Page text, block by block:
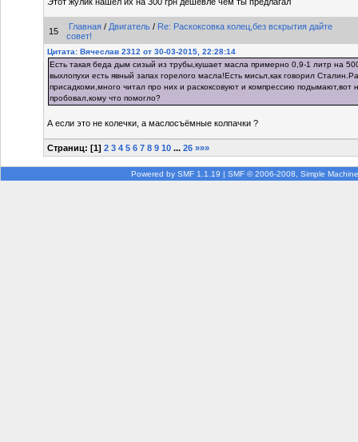
15 Главная / Двигатель / Re: Раскоксовка колец,без вскрытия дайте
совет!
Цитата: Вячеслав 2312 от 30-03-2015, 22:28:14
Есть такая беда дым сизый из трубы,кушает масла примерно 0,9-1 литр на
выхлопухи есть явный запах горелого масла!Есть мисьл,как говорил
присадкоми,много читал про них и раскоксовуют и компрессию подымают,вот
пробовал,кому что помогло?
А если это не колечки, а маслосъёмные колпачки ?
Страниц: [1] 2 3 4 5 6 7 8 9 10 ... 26 »»»
Powered by SMF 1.1.19 | SMF © 2006-2008, Simple